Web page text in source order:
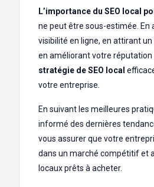
L’importance du SEO local
ne peut être sous-estimée. En
visibilité en ligne, en attirant
en améliorant votre réputation
stratégie de SEO local
votre entreprise.
En suivant les meilleures
informé des dernières
vous assurer que votre
dans un marché compétitif et
locaux prêts à acheter.